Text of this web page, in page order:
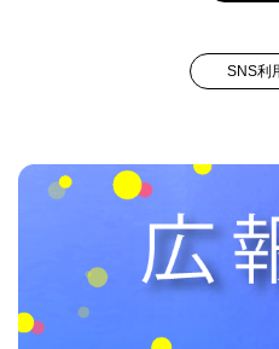
SNS利